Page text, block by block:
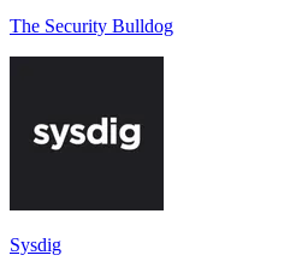
The Security Bulldog
Sysdig